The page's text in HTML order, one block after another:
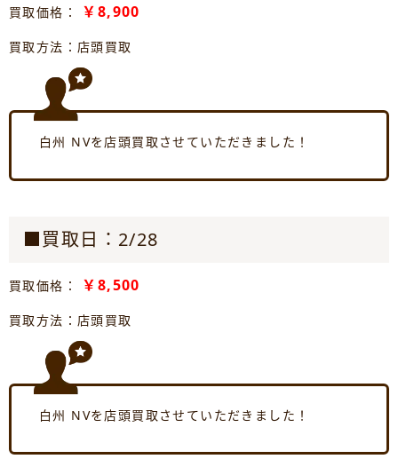
買取価格： ￥8,900
買取方法：店頭買取
白州 NVを店頭買取させていただきました！
■買取日：2/28
買取価格： ￥8,500
買取方法：店頭買取
白州 NVを店頭買取させていただきました！